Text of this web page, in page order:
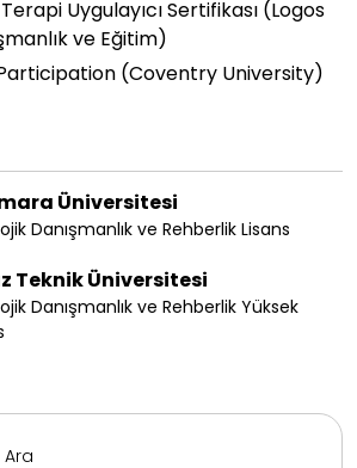
Uygulayıcı Sertifikası (Logos
ve Eğitim)
(Coventry University)
Üniversitesi
Danışmanlık ve Rehberlik Lisans
Teknik Üniversitesi
Danışmanlık ve Rehberlik Yüksek
Ara